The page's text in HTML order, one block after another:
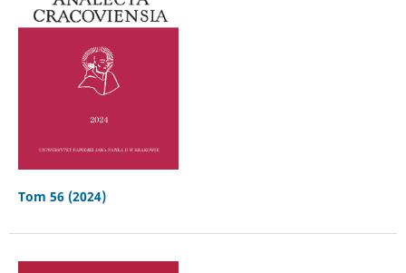
Tom 56 (2024)